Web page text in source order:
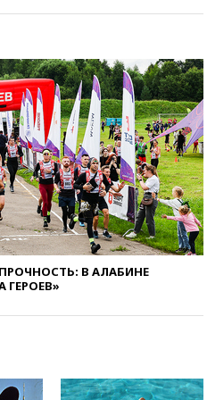
снижении цен на авиабилеты
в России
14:19 Масштабный сбой
произошел в рунете
14:14«Ведомости»: Озон банк
не пострадает от британских
санкций
13:58Медведев назвал
Японию вассалом США
13:45В Петербурге достроили
новый тоннель зеленой ветки
метро
13:38В эфире «Радиостанции
13:29
Восемь человек
пострадали при наезде
В АЛАБИНЕ